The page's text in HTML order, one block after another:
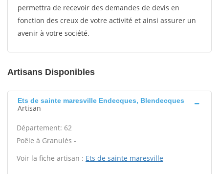
permettra de recevoir des demandes de devis en
fonction des creux de votre activité et ainsi assurer un
avenir à votre société.
Artisans Disponibles
Ets de sainte maresville Endecques, Blendecques
Artisan
Département: 62
Poêle à Granulés -
Voir la fiche artisan : Ets de sainte maresville